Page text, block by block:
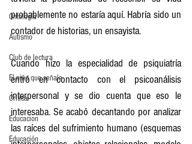
Ontología
Autismo
Club de lectura
El niño que señala
Crítica
Educacion
Educación
probablemente no estaría aquí. Habría sido un
contador de historias, un ensayista.
Cuando hizo la especialidad de psiquiatría
entró en contacto con el psicoanálisis
interpersonal y se dio cuenta que eso le
interesaba. Se acabó decantando por analizar
las raíces del sufrimiento humano (esquemas